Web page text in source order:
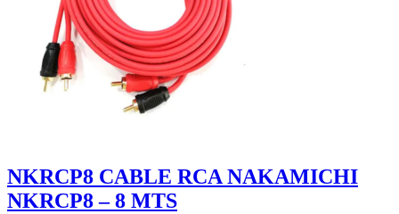
NKRCP8 CABLE RCA NAKAMICHI
NKRCP8 – 8 MTS